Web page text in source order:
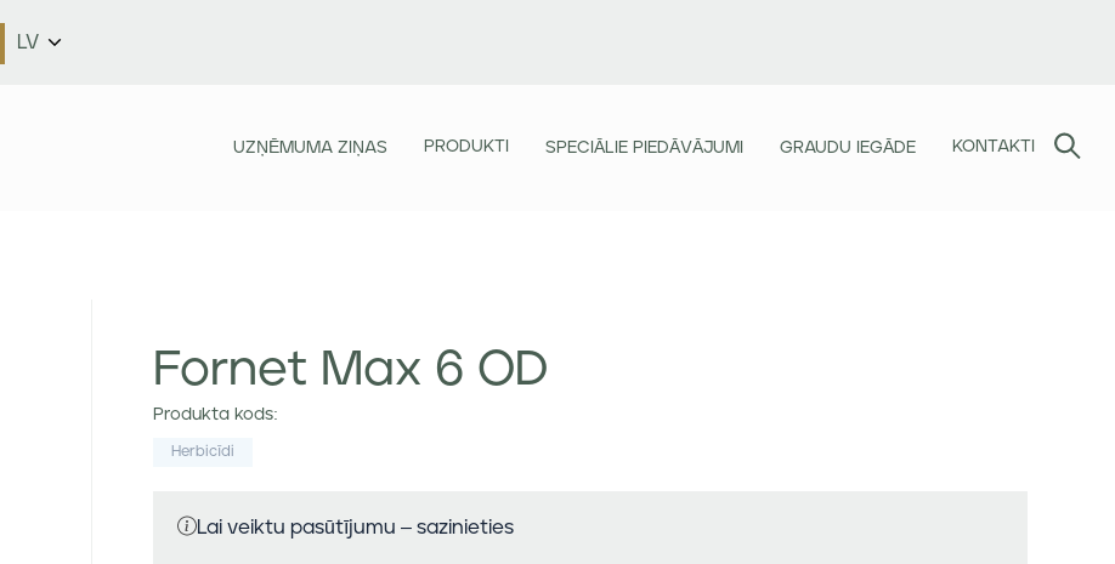
LV
UZŅĒMUMA ZIŅAS PRODUKTI SPECIĀLIE PIEDĀVĀJUMI GRAUDU IEGĀDE KONTAKTI
Fornet Max 6 OD
Produkta kods:
Herbicīdi
Lai veiktu pasūtījumu – sazinieties